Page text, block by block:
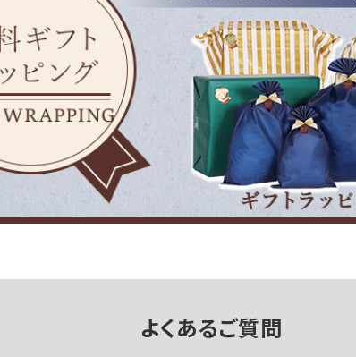
よくあるご質問